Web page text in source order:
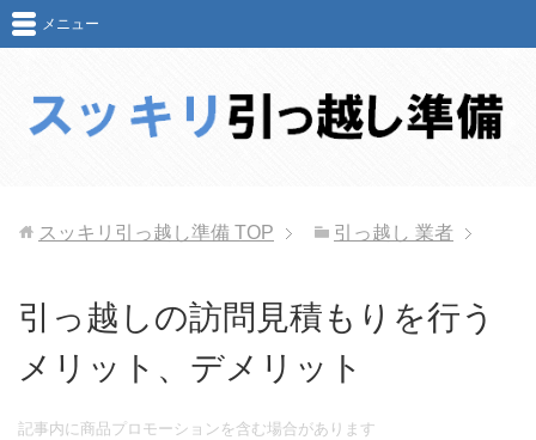
メニュー
スッキリ引っ越し準備 TOP 引っ越し 業者
引っ越しの訪問見積もりを行う
メリット、デメリット
記事内に商品プロモーションを含む場合があります